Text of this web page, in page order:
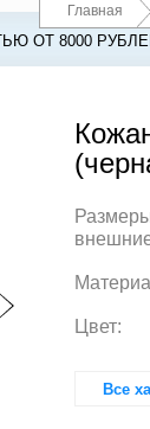
Главная
ОТ 8000
Цвет:
Все